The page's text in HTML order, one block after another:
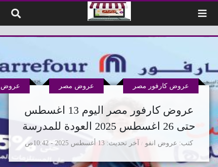
عروض كارفور مصر اليوم 13 اغسطس
حتى 26 اغسطس 2025 العودة للمدرسة
كتب عروض انفو
عروض كارفور مصر عروض مصر عروض
آخر تحديث 13 أغسطس 2025 - 10:42ص